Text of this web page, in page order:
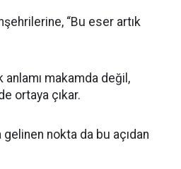
“Bu eser artık
makamda değil,
ortaya çıkar.
gelinen nokta da bu açıdan